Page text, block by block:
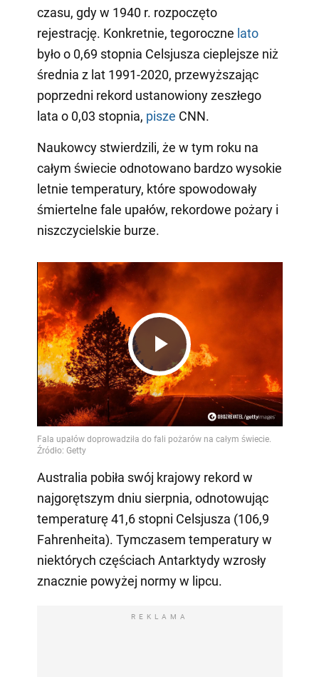
czasu, gdy w 1940 r. rozpoczęto
rejestrację. Konkretnie, tegoroczne lato
było o 0,69 stopnia Celsjusza cieplejsze niż
średnia z lat 1991-2020, przewyższając
poprzedni rekord ustanowiony zeszłego
lata o 0,03 stopnia, pisze CNN.
Naukowcy stwierdzili, że w tym roku na
całym świecie odnotowano bardzo wysokie
letnie temperatury, które spowodowały
śmiertelne fale upałów, rekordowe pożary i
niszczycielskie burze.
Play
Video
Australia pobiła swój krajowy rekord w
najgorętszym dniu sierpnia, odnotowując
temperaturę 41,6 stopni Celsjusza (106,9
Fahrenheita). Tymczasem temperatury w
niektórych częściach Antarktydy wzrosły
znacznie powyżej normy w lipcu.
REKLAMA